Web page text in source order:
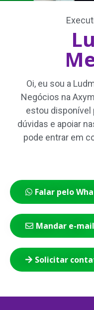
Oi, eu sou a
Negócios na
estou disponível
dúvidas e apoiar
pode entrar em
Falar pelo
Mandar e-mail
Solicitar